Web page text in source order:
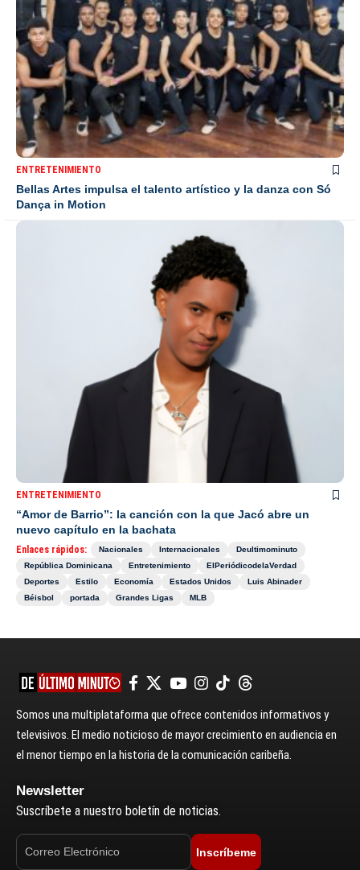
ENTRETENIMIENTO
Bellas Artes impulsa el talento artístico y la danza con Só
Dança in Motion
ENTRETENIMIENTO
“Amor de Barrio”: la canción con la que Jacó abre un
nuevo capítulo en la bachata
Enlaces rápidos: Nacionales Internacionales
Deultimominuto
República Dominicana
Entretenimiento
ElPeriódicodelaVerdad
Deportes
Estilo Economía Estados Unidos
Luis Abinader
Béisbol
portada Grandes Ligas MLB
Somos una multiplataforma que ofrece contenidos informativos y
televisivos. El medio noticioso de mayor crecimiento en audiencia en
el menor tiempo en la historia de la comunicación caribeña.
Newsletter
Suscríbete a nuestro boletín de noticias.
Inscríbeme